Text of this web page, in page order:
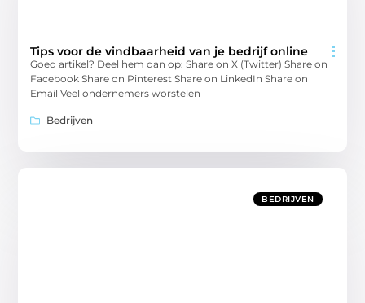
Tips voor de vindbaarheid van je bedrijf online
Goed artikel? Deel hem dan op: Share on X (Twitter) Share on
Facebook Share on Pinterest Share on LinkedIn Share on
Email Veel ondernemers worstelen
Bedrijven
BEDRIJVEN